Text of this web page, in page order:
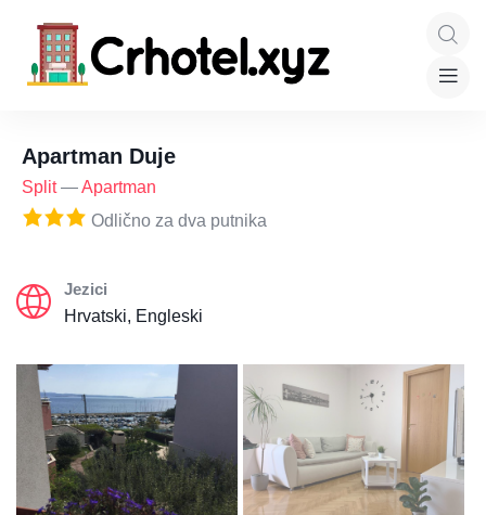
Apartman Duje
Split—Apartman
Odlično za dva putnika
Jezici
Hrvatski, Engleski